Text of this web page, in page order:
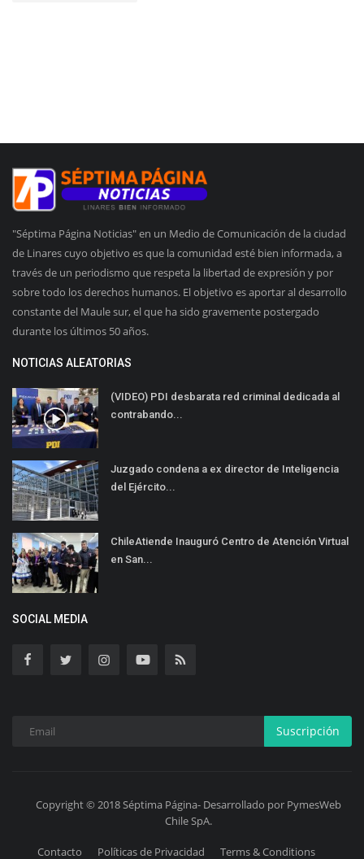
"Séptima Página Noticias" en un Medio de Comunicación de la ciudad
de Linares cuyo objetivo es que la comunidad esté bien informada, a
través de un periodismo que respeta la libertad de expresión y por
sobre todo los derechos humanos. El objetivo es aportar al desarrollo
constante del Maule sur, el que ha sido gravemente postergado
durante los últimos 50 años.
NOTICIAS ALEATORIAS
(VIDEO) PDI desbarata red criminal dedicada al
contrabando...
Juzgado condena a ex director de Inteligencia
del Ejército...
ChileAtiende Inauguró Centro de Atención Virtual
en San...
SOCIAL MEDIA
Suscripción
Copyright © 2018 Séptima Página- Desarrollado por PymesWeb
Chile SpA.
Contacto Políticas de Privacidad Terms & Conditions